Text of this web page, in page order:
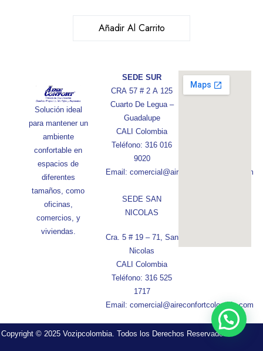
Añadir Al Carrito
Solución ideal
para mantener un
ambiente
confortable en
espacios de
diferentes
tamaños, como
oficinas,
comercios, y
viviendas.
SEDE SUR
CRA 57 # 2 A 125
Cuarto De Legua –
Guadalupe
CALI Colombia
Teléfono: 316 016
9020
Email: comercial@aireconfortcolombia.com
SEDE SAN
NICOLAS
Cra. 5 # 19 – 71, San
Nicolas
CALI Colombia
Teléfono: 316 525
1717
Email: comercial@aireconfortcolombia.com
Copyright © 2025 Vozipcolombia. Todos los Derechos Reservados.